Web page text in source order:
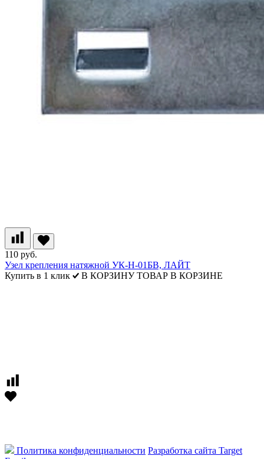
110 руб.
Узел крепления натяжной УК-Н-01БВ, ЛАЙТ
Купить в 1 клик
В КОРЗИНУ ТОВАР В КОРЗИНЕ
Политика конфиденциальности Разработка сайта Target